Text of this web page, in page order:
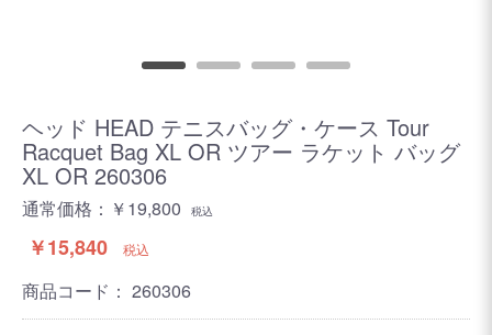
ヘッド HEAD テニスバッグ・ケース Tour
Racquet Bag XL OR ツアー ラケット バッグ
XL OR 260306
通常価格：￥19,800 税込
￥15,840 税込
商品コード： 260306